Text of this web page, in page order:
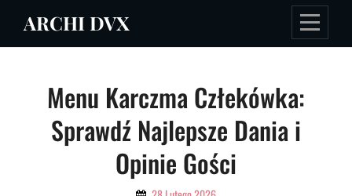
ARCHI DVX
Menu Karczma Człekówka:
Sprawdź Najlepsze Dania i
Opinie Gości
By
Nawigacja
wpisu